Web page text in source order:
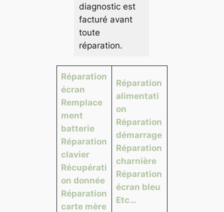
diagnostic est
facturé avant
toute
réparation.
Réparation
écran
Remplace
ment
batterie
Réparation
clavier
Récupérati
on donnée
Réparation
carte mère
Réparation
alimentati
on
Réparation
démarrage
Réparation
charnière
Réparation
écran bleu
Etc…